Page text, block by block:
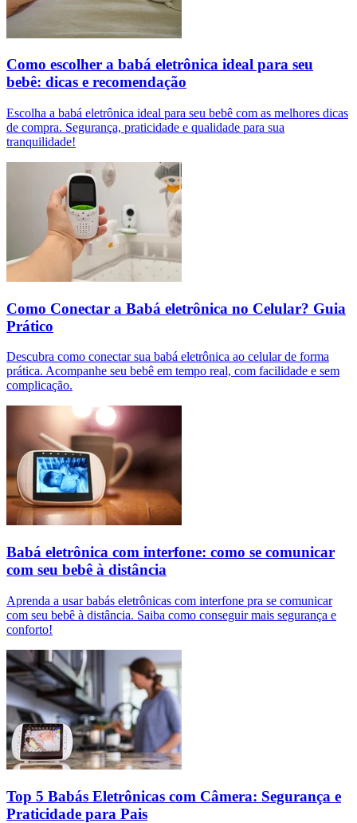
Como escolher a babá eletrônica ideal para seu
bebê: dicas e recomendação
Escolha a babá eletrônica ideal para seu bebê com as melhores dicas
de compra. Segurança, praticidade e qualidade para sua
tranquilidade!
Como Conectar a Babá eletrônica no Celular? Guia
Prático
Descubra como conectar sua babá eletrônica ao celular de forma
prática. Acompanhe seu bebê em tempo real, com facilidade e sem
complicação.
Babá eletrônica com interfone: como se comunicar
com seu bebê à distância
Aprenda a usar babás eletrônicas com interfone pra se comunicar
com seu bebê à distância. Saiba como conseguir mais segurança e
conforto!
Top 5 Babás Eletrônicas com Câmera: Segurança e
Praticidade para Pais